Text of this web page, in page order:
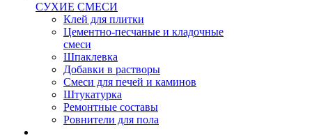
СУХИЕ СМЕСИ
Клей для плитки
Цементно-песчаные и кладочные
смеси
Шпаклевка
Добавки в растворы
Смеси для печей и каминов
Штукатурка
Ремонтные составы
Ровнители для пола